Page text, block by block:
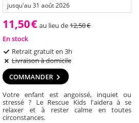
jusqu'au 31 août 2026
11,50€ au lieu de12,50€
En stock
Retrait gratuit en 3h
Livraison à domicile
COMMANDER
Votre enfant est angoissé, inquiet ou
stressé ? Le Rescue Kids l'aidera à se
relaxer et à rester calme en toutes
circonstances.